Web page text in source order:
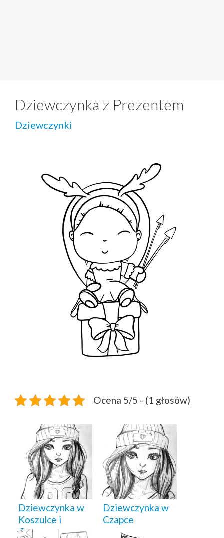
Dziewczynka z Prezentem
Dziewczynki
Ocena 5/5 - (1 głosów)
Dziewczynka w
Koszulce i
Czapce
Dziewczynka w
Czapce